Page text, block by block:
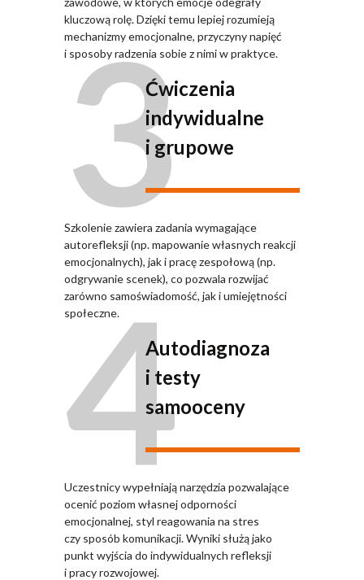
kluczową rolę. Dzięki temu lepiej rozumieją
mechanizmy emocjonalne, przyczyny napięć
i sposoby radzenia sobie z nimi w praktyce.
3Ćwiczenia
indywidualne
i grupowe
Szkolenie zawiera zadania wymagające
autorefleksji (np. mapowanie własnych reakcji
emocjonalnych), jak i pracę zespołową (np.
odgrywanie scenek), co pozwala rozwijać
zarówno samoświadomość, jak i umiejętności
społeczne.
4Autodiagnoza
i testy
samooceny
Uczestnicy wypełniają narzędzia pozwalające
ocenić poziom własnej odporności
emocjonalnej, styl reagowania na stres
czy sposób komunikacji. Wyniki służą jako
punkt wyjścia do indywidualnych refleksji
i pracy rozwojowej.